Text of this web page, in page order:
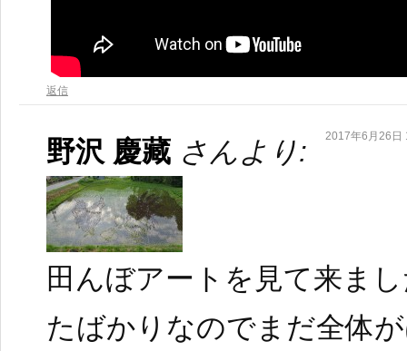
返信
野沢 慶藏 さんより: 2017年6月26日
田んぼアートを見て来ま
たばかりなのでまだ全体